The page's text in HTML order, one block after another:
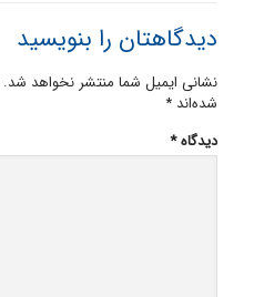
دیدگاهتان را بنویسید
نشانی ایمیل شما منتشر نخواهد شد.
شده‌اند *
دیدگاه*